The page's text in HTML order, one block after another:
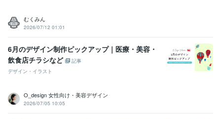
むくみん
2026/07/12 01:01
6月のデザイン制作ピックアップ｜医療・美容・
飲食店チラシなど
記事
デザイン・イラスト
O_design 女性向け・美容デザイン
2026/07/05 10:05